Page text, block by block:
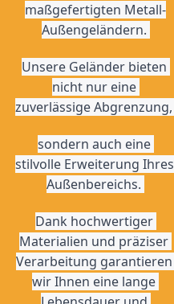
maßgefertigten Metall-
Außengeländern.
Unsere Geländer bieten
nicht nur eine
zuverlässige Abgrenzung,
sondern auch eine
stilvolle Erweiterung Ihres
Außenbereichs.
Dank hochwertiger
Materialien und präziser
Verarbeitung garantieren
wir Ihnen eine lange